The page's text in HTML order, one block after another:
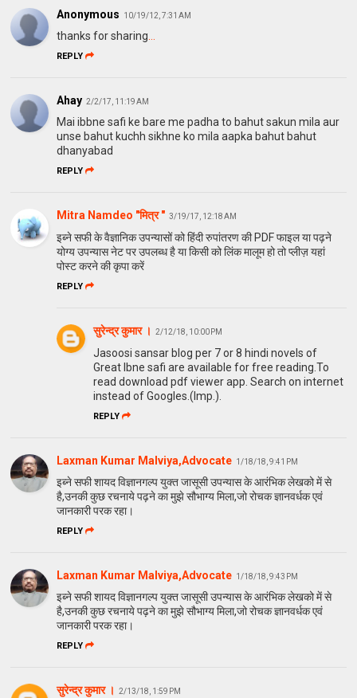
Anonymous 10/19/12, 7:31 AM
thanks for sharing
REPLY
Ahay 2/2/17, 11:19 AM
Mai ibbne safi ke bare me padha to bahut sakun mila aur
unse bahut kuchh sikhne ko mila aapka bahut bahut
dhanyabad
REPLY
Mitra Namdeo "मित्र " 3/19/17, 12:18 AM
इब्ने सफी के वैज्ञानिक उपन्यासों को हिंदी रुपांतरण की PDF फाइल या पढ़ने
योग्य उपन्यास नेट पर उपलब्ध है या किसी को लिंक मालूम हो तो प्लीज़ यहां
पोस्ट करने की कृपा करें
REPLY
सुरेन्द्र कुमार । 2/12/18, 10:00 PM
Jasoosi sansar blog per 7 or 8 hindi novels of
Great Ibne safi are available for free reading.To
read download pdf viewer app. Search on internet
instead of Googles.(Imp.).
REPLY
Laxman Kumar Malviya,Advocate 1/18/18, 9:41 PM
इब्ने सफी शायद विज्ञानगल्प युक्त जासूसी उपन्यास के आरंभिक लेखको में से
है,उनकी कुछ रचनाये पढ़ने का मुझे सौभाग्य मिला,जो रोचक ज्ञानवर्धक एवं
जानकारी परक रहा।
REPLY
Laxman Kumar Malviya,Advocate 1/18/18, 9:43 PM
इब्ने सफी शायद विज्ञानगल्प युक्त जासूसी उपन्यास के आरंभिक लेखको में से
है,उनकी कुछ रचनाये पढ़ने का मुझे सौभाग्य मिला,जो रोचक ज्ञानवर्धक एवं
जानकारी परक रहा।
REPLY
सुरेन्द्र कुमार । 2/13/18, 1:59 PM